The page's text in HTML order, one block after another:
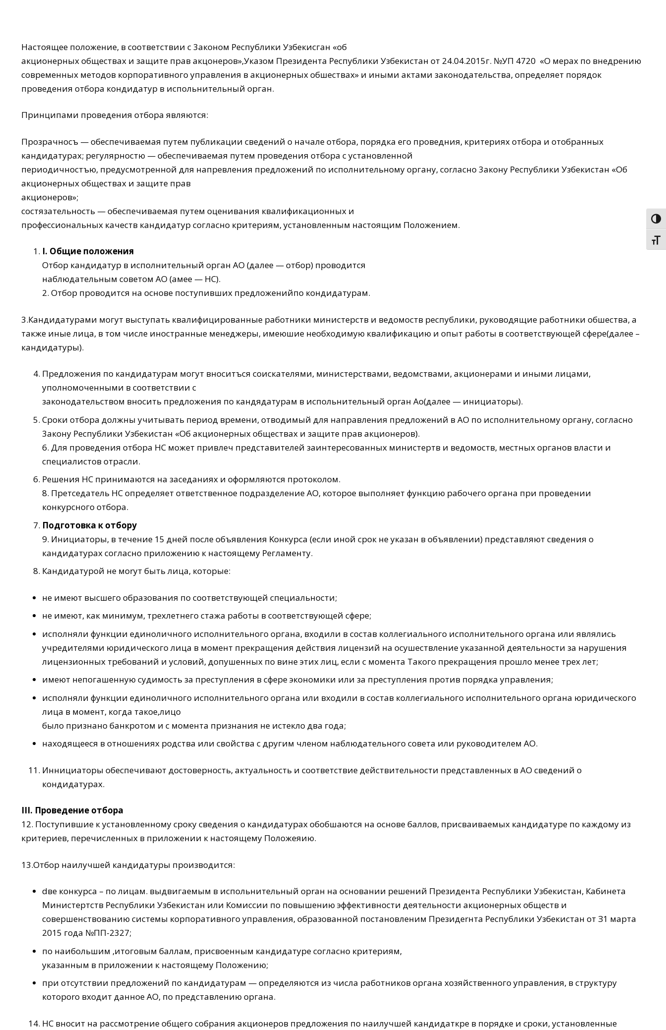
Настоящее положение, в соответствии с 3аконом Респyблики Узбекисган «об
акционерных обществах и защите прав акцонеров»,Указом Президента Республики Узбекистан от 24.04.2015г. №УП 4720 «О мерах по внедрению
современных методов корпоративного управления в акционерных обшествах» и иными актами законодательства, определяет порядок
проведения отбора кондидатур в испольнительный орган.
Принципами проведения отбора являются:
Прозрачносъ — обеспечиваемая путем пyбликации сведений о начале отбора, порядка eгo проведния, критериях отбора и отобранных
кандидатурах; регулярностю — обеспечиваемая путем проведения отбора с установленной
периодичностъю, предусмотренной для напревления предложений по исполнительному органу, соrласно 3акону Республики Узбекистан «Об
акционерных обществах и защите прав
акционеров»;
состязательность — обеспечиваемая путем оценивания квалификационных и
профессиональных качеств кандидатур согласно критериям, установленным настоящим Положением.
I. Общие положения
Отбор кандидатур в исполнительный орган АО (далее — отбор) проводится
наблюдательным советом АО (амее — НС).
2. Отбор проводится на основе поступивших предложенийпо кондидатурам.
3.Кандидатурами могут выступать квалифицированные работники министерств и ведомоств республики, руководящие работники обшества, а
также иные лица, в том числе иностранные менеджеры, имеюшие необходимую квалификацию и опыт работы в соответствующей сфере(далее –
кандидатуры).
Предложения по кандидатурам могут вноситъся соискателями, министерствами, ведомствами, акционерами и иными лицами,
уполномоченными в соответcтвии с
законодательством вносить предложения по кандядатурам в испольнительный opraн Ао(далее — инициаторы).
Сроки отбора должны учитывать период времени, отводимый для направления предложений в АО по исполнительному органу, согласно
3акону Республики Узбекистан «Об акционерных обществах и защите прав акционеров).
6. Для проведения отбора НС может привлеч представителей заинтересованных министертв и ведомоств, местных органов власти и
специалистов отрасли.
Решения НС принимаются на заседаниях и оформляются протоколом.
8. Претседатель НС определяет ответственное подразделение АО, которое выполняет функцию рабочего органа при проведении
конкурсного отбора.
Подготовка к отбору
9. Инициаторы, в течение 15 дней после объявления Koнкурca (если иной срок не указан в объявлении) представляют сведения о
кандидатурах согласно приложению к настоящему Регламенту.
Кандидатурой не моryт быть лица, которые:
не имеют высшего образования по соответствующей специальности;
не имеют, как минимум, трехлетнего стажа работы в соответствующей сфере;
исполняли функции единоличного исполнительного органа, входили в состав коллегиального исполнительного органа или являлись
учредителями юридического лица в момент прекращения действия лицензий на осушествление указанной деятельности за нарушения
лицензионных требований и условий, допушенных по вине этих лиц, если с момента Taкoгo прекращения прошло менее трех лет;
имеют непогашенную судимость за преступления в сфере экономики или за преступления против порядка управления;
исполняли функции единоличного исполнительного органа или вxoдили в состав коллегиального исполнительного органа юридического
лица в момент, когда такое,лицо
было признано банкротом и с момента признания не истекло два года;
находящееся в отношениях родства или свойства с другим членом наблюдательного совета или руководителем АО.
Иннициаторы обеспечивают достоверность, актуальность и соответствие действительности представленных в АО сведений о
кондидатурах.
III. Проведение отбора
12. Постyпившие к установленному сроку сведения о кандидатурах обобшаются на основе баллов, присваиваемых кандидатуре по каждому из
критериев, перечисленных в приложении к настоящему Положеяию.
13.Отбор наилучшей кандидатуры производится:
dве кoнкурca – по лицам. выдвигаемым в испольнительный opraн на основании решений Президента Респyблики Узбекистан, Кабинета
Министертств Республики Узбекистан или Комиссии по повышению эффективности деятельности акционерных обществ и
совершенствованию системы корпоративного управления, образованной постановленим Президеrнта Респyблики Узбекистан от З1 мapтa
2015 года №ПП-2327;
по наибольшим ,итоговым баллам, присвоенным кандидатyре согласно критериям,
указанным в приложении к настоящему Положению;
при отсутствии предложений по кандидатурам — определяются из числа работников органа хозяйственного управления, в структуру
котороrо входит данное АО, по представлению органа.
НС вносит на рассмотрение общего собрания акционеров предложения по наилучшей кандидаткре в порядке и сроки, установленные